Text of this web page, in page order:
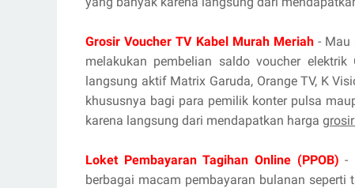
Grosir Voucher TV Kabel Murah Meriah- Mau
melakukan pembelian saldo voucher
langsung aktif Matrix Garuda, Orange TV, K
khususnya bagi para pemilik konter pulsa
karena langsung dari mendapatkan harga
Loket Pembayaran Tagihan Online (PPOB) -
berbagai macam pembayaran bulanan seperti